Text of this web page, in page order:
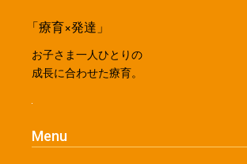
「療育×発達」
お子さま一人ひとりの
成長に合わせた療育。
Menu